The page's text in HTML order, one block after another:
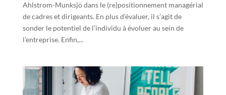
Ahlstrom-Munksjö dans le (re)positionnement managérial
de cadres et dirigeants. En plus d’évaluer, il s’agit de
sonder le potentiel de l’individu à évoluer au sein de
l’entreprise. Enfin,...